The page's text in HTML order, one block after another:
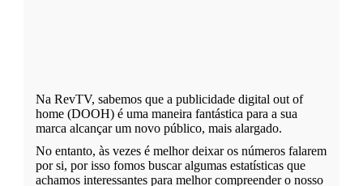
Na RevTV, sabemos que a publicidade digital out of
home (DOOH) é uma maneira fantástica para a sua
marca alcançar um novo público, mais alargado.
No entanto, às vezes é melhor deixar os números falarem
por si, por isso fomos buscar algumas estatísticas que
achamos interessantes para melhor compreender o nosso